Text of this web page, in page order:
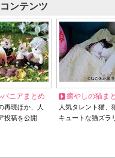
ンテンツ
ニアまとめ
再現ほか、人
投稿を公開
癒やしの猫ま
人気タレント猫
キュートな猫ズラ